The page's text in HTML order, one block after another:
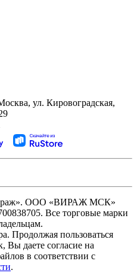
ул. Кировоградская,
ООО «ВИРАЖ МСК»
Все торговые марки
Продолжая пользоваться
Вы даете согласие на
в соответствии с
.